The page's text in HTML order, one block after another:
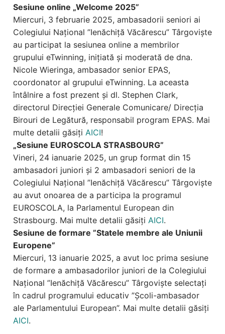
Sesiune online „Welcome 2025”
Miercuri, 3 februarie 2025, ambasadorii seniori ai
Colegiului Național ”Ienăchiță Văcărescu” Târgoviște
au participat la sesiunea online a membrilor
grupului eTwinning, inițiată și moderată de dna.
Nicole Wieringa, ambasador senior EPAS,
coordonator al grupului eTwinning. La aceasta
întâlnire a fost prezent și dl. Stephen Clark,
directorul Direcției Generale Comunicare/ Direcția
Birouri de Legătură, responsabil program EPAS. Mai
multe detalii găsiți AICI!
„Sesiune EUROSCOLA STRASBOURG”
Vineri, 24 ianuarie 2025, un grup format din 15
ambasadori juniori și 2 ambasadori seniori de la
Colegiului Național ”Ienăchiță Văcărescu” Târgoviște
au avut onoarea de a participa la programul
EUROSCOLA, la Parlamentul European din
Strasbourg. Mai multe detalii găsiți AICI.
Sesiune de formare ”Statele membre ale Uniunii
Europene”
Miercuri, 13 ianuarie 2025, a avut loc prima sesiune
de formare a ambasadorilor juniori de la Colegiului
Național ”Ienăchiță Văcărescu” Târgoviște selectați
în cadrul programului educativ ”Școli-ambasador
ale Parlamentului European”. Mai multe detalii găsiți
AICI.